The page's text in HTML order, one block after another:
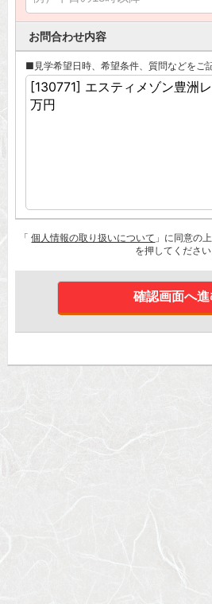
お問合わせ内容
■見学希望日時、希望条件、質問などをご
「個人情報の取り扱いについて 」に同意の
を押してください